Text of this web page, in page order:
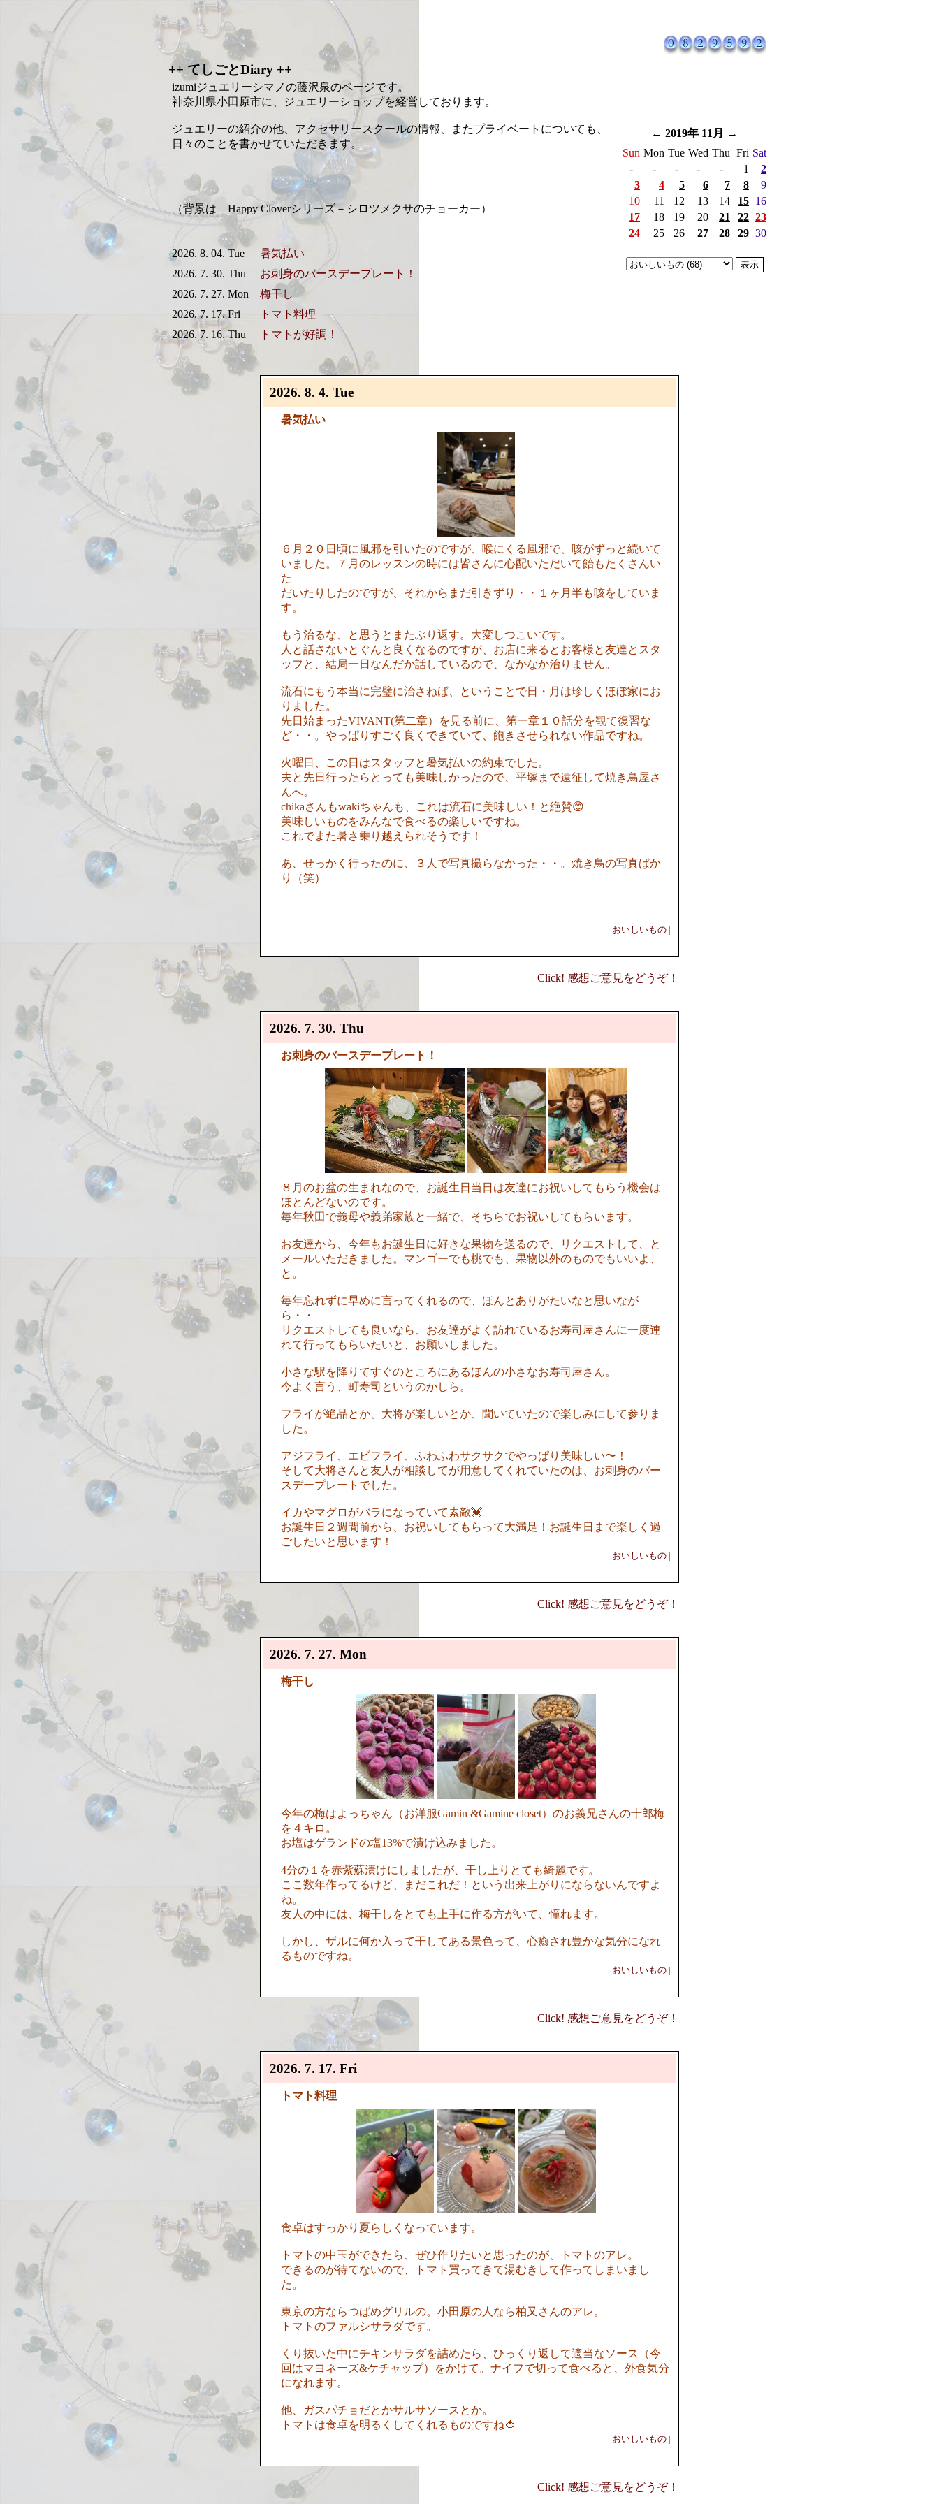
++ てしごとDiary ++
izumiジュエリーシマノの藤沢泉のページです。
神奈川県小田原市に、ジュエリーショップを経営しております。
ジュエリーの紹介の他、アクセサリースクールの情報、またプライベートについても、
日々のことを書かせていただきます。
（背景は Happy Cloverシリーズ－シロツメクサのチョーカー）
2026. 8. 04. Tue
暑気払い
2026. 7. 30. Thu
お刺身のバースデープレート！
2026. 7. 27. Mon
梅干し
2026. 7. 17. Fri
トマト料理
2026. 7. 16. Thu
トマトが好調！
← 2019年 11月
→
Sun Mon Tue Wed Thu Fri Sat
-
- - - - 1
2
3
4 5 6 7 8
9
10
11 12 13 14 15 16
17
18 19 20 21 22 23
24
25 26 27 28 29 30
2026. 8. 4. Tue
暑気払い
６月２０日頃に風邪を引いたのですが、喉にくる風邪で、咳がずっと続いて
いました。７月のレッスンの時には皆さんに心配いただいて飴もたくさんい
た
だいたりしたのですが、それからまだ引きずり・・１ヶ月半も咳をしていま
す。
もう治るな、と思うとまたぶり返す。大変しつこいです。
人と話さないとぐんと良くなるのですが、お店に来るとお客様と友達とスタ
ッフと、結局一日なんだか話しているので、なかなか治りません。
流石にもう本当に完璧に治さねば、ということで日・月は珍しくほぼ家にお
りました。
先日始まったVIVANT(第二章）を見る前に、第一章１０話分を観て復習な
ど・・。やっぱりすごく良くできていて、飽きさせられない作品ですね。
火曜日、この日はスタッフと暑気払いの約束でした。
夫と先日行ったらとっても美味しかったので、平塚まで遠征して焼き鳥屋さ
んへ。
chikaさんもwakiちゃんも、これは流石に美味しい！と絶賛😊
美味しいものをみんなで食べるの楽しいですね。
これでまた暑さ乗り越えられそうです！
あ、せっかく行ったのに、３人で写真撮らなかった・・。焼き鳥の写真ばか
り（笑）
| おいしいもの |
Click! 感想ご意見をどうぞ！
2026. 7. 30. Thu
お刺身のバースデープレート！
８月のお盆の生まれなので、お誕生日当日は友達にお祝いしてもらう機会は
ほとんどないのです。
毎年秋田で義母や義弟家族と一緒で、そちらでお祝いしてもらいます。
お友達から、今年もお誕生日に好きな果物を送るので、リクエストして、と
メールいただきました。マンゴーでも桃でも、果物以外のものでもいいよ、
と。
毎年忘れずに早めに言ってくれるので、ほんとありがたいなと思いなが
ら・・
リクエストしても良いなら、お友達がよく訪れているお寿司屋さんに一度連
れて行ってもらいたいと、お願いしました。
小さな駅を降りてすぐのところにあるほんの小さなお寿司屋さん。
今よく言う、町寿司というのかしら。
フライが絶品とか、大将が楽しいとか、聞いていたので楽しみにして参りま
した。
アジフライ、エビフライ、ふわふわサクサクでやっぱり美味しい〜！
そして大将さんと友人が相談してが用意してくれていたのは、お刺身のバー
スデープレートでした。
イカやマグロがバラになっていて素敵💓
お誕生日２週間前から、お祝いしてもらって大満足！お誕生日まで楽しく過
ごしたいと思います！
| おいしいもの |
Click! 感想ご意見をどうぞ！
2026. 7. 27. Mon
梅干し
今年の梅はよっちゃん（お洋服Gamin &Gamine closet）のお義兄さんの十郎梅
を４キロ。
お塩はゲランドの塩13%で漬け込みました。
4分の１を赤紫蘇漬けにしましたが、干し上りとても綺麗です。
ここ数年作ってるけど、まだこれだ！という出来上がりにならないんですよ
ね。
友人の中には、梅干しをとても上手に作る方がいて、憧れます。
しかし、ザルに何か入って干してある景色って、心癒され豊かな気分になれ
るものですね。
| おいしいもの |
Click! 感想ご意見をどうぞ！
2026. 7. 17. Fri
トマト料理
食卓はすっかり夏らしくなっています。
トマトの中玉ができたら、ぜひ作りたいと思ったのが、トマトのアレ。
できるのが待てないので、トマト買ってきて湯むきして作ってしまいまし
た。
東京の方ならつばめグリルの。小田原の人なら柏又さんのアレ。
トマトのファルシサラダです。
くり抜いた中にチキンサラダを詰めたら、ひっくり返して適当なソース（今
回はマヨネーズ&ケチャップ）をかけて。ナイフで切って食べると、外食気分
になれます。
他、ガスパチョだとかサルサソースとか。
トマトは食卓を明るくしてくれるものですね🍅
| おいしいもの |
Click! 感想ご意見をどうぞ！